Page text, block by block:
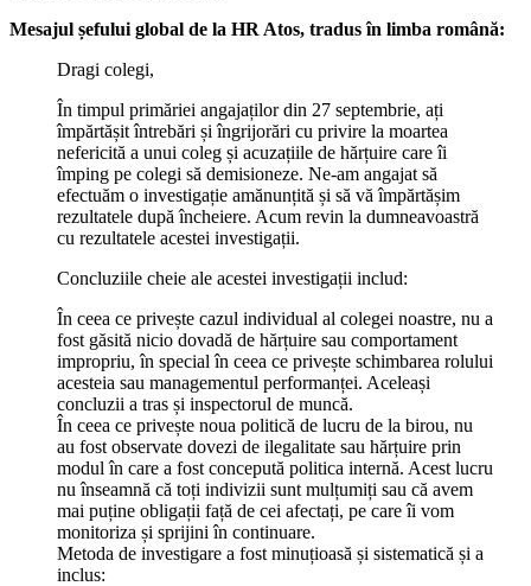
Mesajul șefului global de la HR Atos, tradus în limba română:
Dragi colegi,
În timpul primăriei angajaților din 27 septembrie, ați
împărtășit întrebări și îngrijorări cu privire la moartea
nefericită a unui coleg și acuzațiile de hărțuire care îi
împing pe colegi să demisioneze. Ne-am angajat să
efectuăm o investigație amănunțită și să vă împărtășim
rezultatele după încheiere. Acum revin la dumneavoastră
cu rezultatele acestei investigații.
Concluziile cheie ale acestei investigații includ:
În ceea ce privește cazul individual al colegei noastre, nu a
fost găsită nicio dovadă de hărțuire sau comportament
impropriu, în special în ceea ce privește schimbarea rolului
acesteia sau managementul performanței. Aceleași
concluzii a tras și inspectorul de muncă.
În ceea ce privește noua politică de lucru de la birou, nu
au fost observate dovezi de ilegalitate sau hărțuire prin
modul în care a fost concepută politica internă. Acest lucru
nu înseamnă că toți indivizii sunt mulțumiți sau că avem
mai puține obligații față de cei afectați, pe care îi vom
monitoriza și sprijini în continuare.
Metoda de investigare a fost minuțioasă și sistematică și a
inclus: